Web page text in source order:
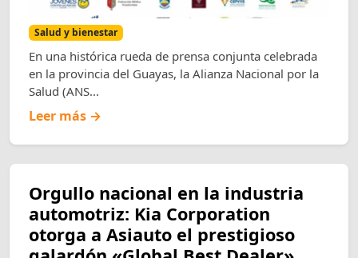
Salud y bienestar
En una histórica rueda de prensa conjunta celebrada
en la provincia del Guayas, la Alianza Nacional por la
Salud (ANS...
Leer más →
Orgullo nacional en la industria
automotriz: Kia Corporation
otorga a Asiauto el prestigioso